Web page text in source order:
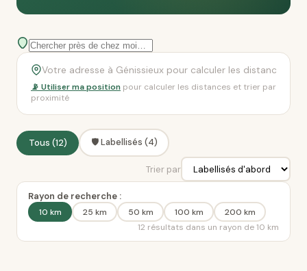
📡 Utiliser ma position pour calculer les distances et trier par
proximité
Tous (12) 🛡️ Labellisés (4)
Trier par
Rayon de recherche :
10 km 25 km 50 km 100 km
200 km
12 résultats dans un rayon de 10 km